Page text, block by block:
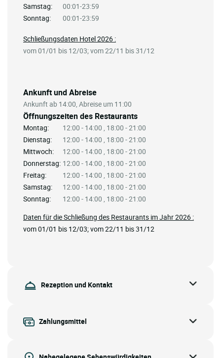
Samstag:
00:01-23:59
Sonntag:
00:01-23:59
Ankunft und Abreise
Ankunft ab 14:00, Abreise um 11:00
Öffnungszeiten des Restaurants
Montag:
12:00 - 14:00 , 18:00 - 21:00
Dienstag:
12:00 - 14:00 , 18:00 - 21:00
Mittwoch:
12:00 - 14:00 , 18:00 - 21:00
Donnerstag: 12:00 - 14:00 , 18:00 - 21:00
Freitag:
12:00 - 14:00 , 18:00 - 21:00
Samstag:
12:00 - 14:00 , 18:00 - 21:00
Sonntag:
12:00 - 14:00 , 18:00 - 21:00
Daten für die Schließung des Restaurants im Jahr 2026 :
vom 01/01 bis 12/03; vom 22/11 bis 31/12
Schließungsdaten Hotel 2026 :
vom 01/01 bis 12/03; vom 22/11 bis 31/12
Rezeption und Kontakt
Zahlungsmittel